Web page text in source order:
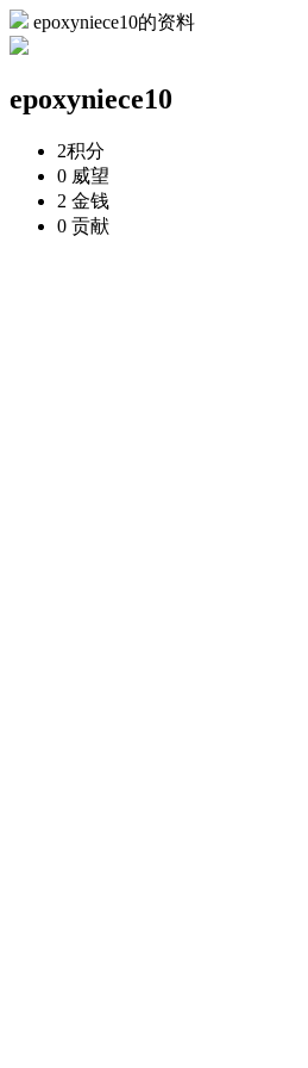
epoxyniece10的资料
epoxyniece10
2积分
0 威望
2 金钱
0 贡献